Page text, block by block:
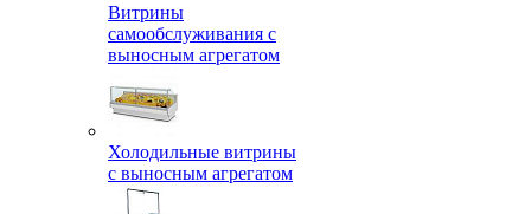
Витрины
самообслуживания с
выносным агрегатом
Холодильные витрины
с выносным агрегатом